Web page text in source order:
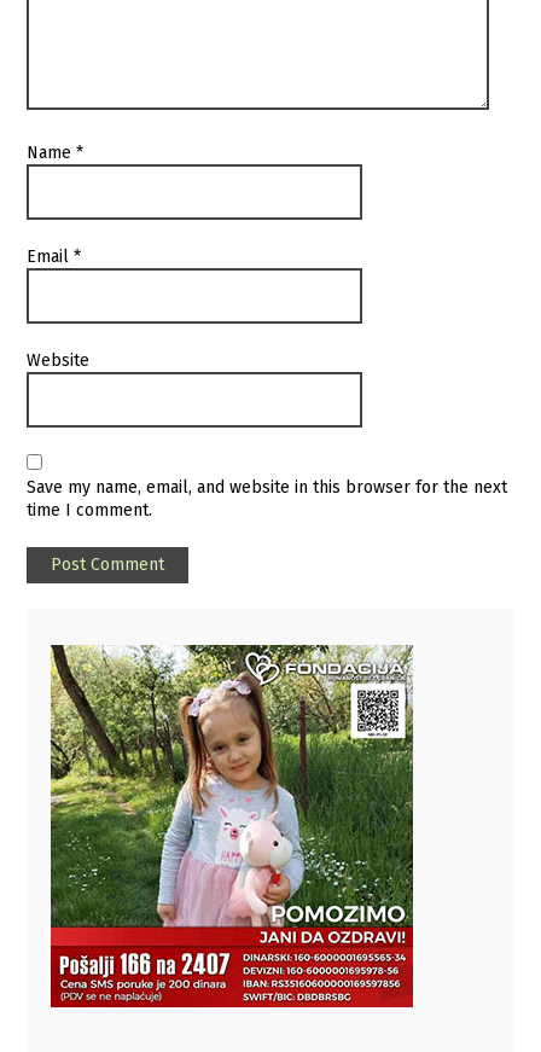
Name*
Email*
Website
Save my name, email, and website in this browser for the next
time I comment.